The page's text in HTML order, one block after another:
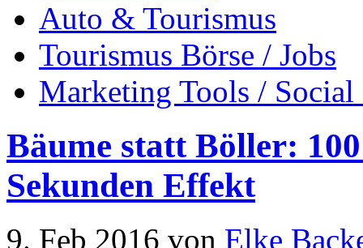
Auto & Tourismus
Tourismus Börse / Jobs
Marketing Tools /
Bäume statt Böller:
Sekunden Effekt
9. Feb 2016 von Elke